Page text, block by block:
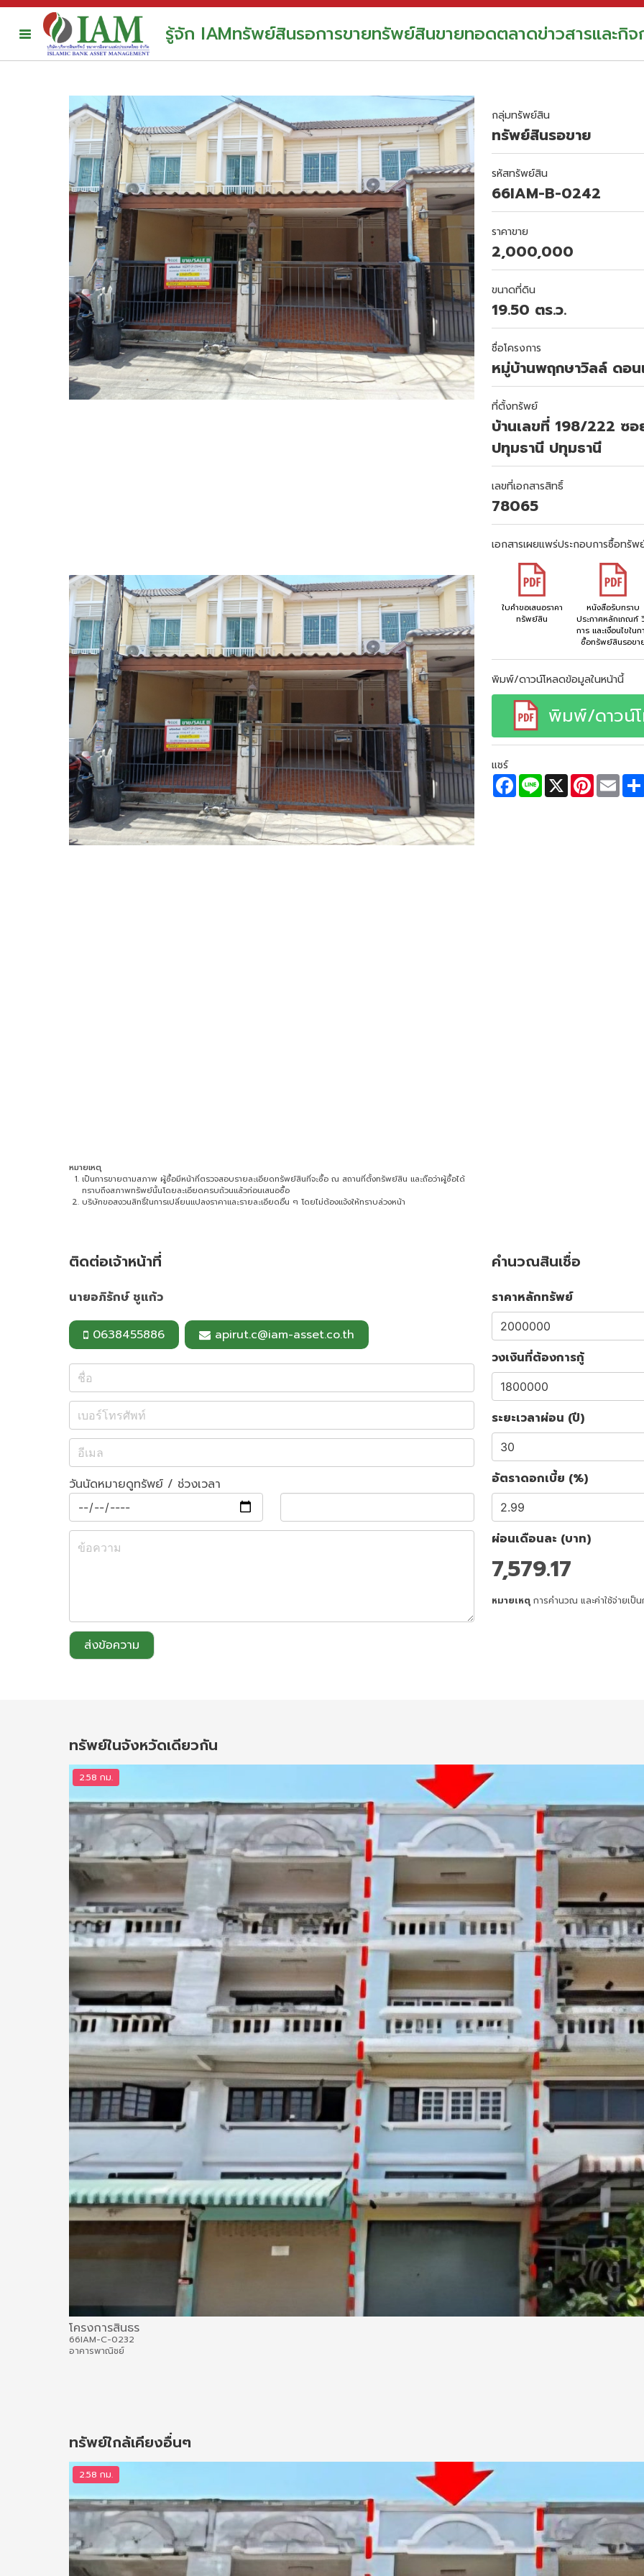
รู้จัก IAMทรัพย์สินรอการขายทรัพย์สินขายทอดตลาดข่าวสารและกิ
หมายเหตุ
เป็นการขายตามสภาพ ผู้ซื้อมีหน้าที่ตรวจสอบรายละเอียดทรัพย์สินที่จะซื้อ ณ สถานที่ตั้งทรัพย์สิน และถือว่าผู้ซื้อได้
ทราบถึงสภาพทรัพย์นั้นโดยละเอียดครบถ้วนแล้วก่อนเสนอซื้อ
บริษัทขอสงวนสิทธิ์ในการเปลี่ยนแปลงราคาและรายละเอียดอื่น ๆ โดยไม่ต้องแจ้งให้ทราบล่วงหน้า
กลุ่มทรัพย์สิน
ทรัพย์สินรอขาย
รหัสทรัพย์สิน
66IAM-B-0242
ราคาขาย
2,000,000
ขนาดที่ดิน
19.50 ตร.ว.
ชื่อโครงการ
หมู่บ้านพฤกษาวิลล์ ดอน
ที่ตั้งทรัพย์
บ้านเลขที่ 198/222 ซ
ปทุมธานี ปทุมธานี
เลขที่เอกสารสิทธิ์
78065
เอกสารเผยแพร่ประกอบการซื้อทรัพ
ใบคำขอเสนอราคา
ทรัพย์สิน
หนังสือรับทราบ
ประกาศหลักเกณฑ์
การ และเงื่อนไขในก
ซื้อทรัพย์สินรอขา
พิมพ์/ดาวน์โหลดข้อมูลในหน้านี้
พิมพ์/ดาวน์
แชร์
F
a
c
L
n
X P
n
E
m
a
ติดต่อเจ้าหน้าที่
นายอภิรักษ์ ชูแก้ว
0638455886 apirut.c@iam-asset.co.th
วันนัดหมายดูทรัพย์ / ช่วงเวลา
ส่งข้อความ
คำนวณสินเชื่อ
ราคาหลักทรัพย์
วงเงินที่ต้องการกู้
ระยะเวลาผ่อน (ปี)
อัตราดอกเบี้ย (%)
ผ่อนเดือนละ (บาท)
7,579.17
หมายเหตุ การคำนวณ และค่าใช้จ่ายเป็
ทรัพย์ในจังหวัดเดียวกัน
2.58 กม.
โครงการสินธร
66IAM-C-0232
อาคารพาณิชย์
ทรัพย์ใกล้เคียงอื่นๆ
2.58 กม.